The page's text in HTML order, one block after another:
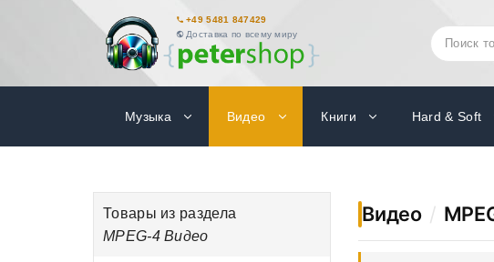
+49 5481 847429
Доставка по всему миру
Искать:
Музыка Видео Книги Hard & Soft
Видео /
Товары из раздела
MPEG-4 Видео